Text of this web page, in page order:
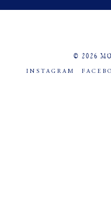
© 2026
INSTAGRAM